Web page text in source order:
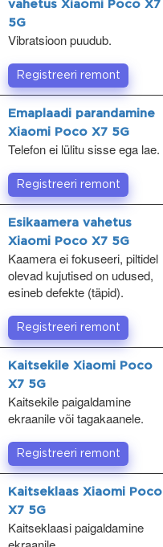
vahetus Xiaomi Poco X7
5G
Vibratsioon puudub.
Registreeri remont
Emaplaadi parandamine
Xiaomi Poco X7 5G
Telefon ei lülitu sisse ega lae.
Registreeri remont
Esikaamera vahetus
Xiaomi Poco X7 5G
Kaamera ei fokuseeri, piltidel
olevad kujutised on udused,
esineb defekte (täpid).
Registreeri remont
Kaitsekile Xiaomi Poco
X7 5G
Kaitsekile paigaldamine
ekraanile või tagakaanele.
Registreeri remont
Kaitseklaas Xiaomi Poco
X7 5G
Kaitseklaasi paigaldamine